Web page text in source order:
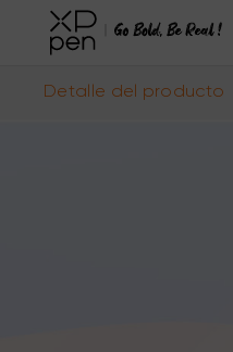
Detalle del producto